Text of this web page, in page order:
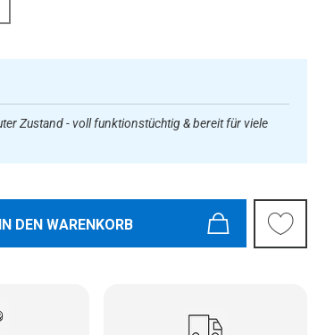
Zustand - voll funktionstüchtig & bereit für viele
IN DEN WARENKORB